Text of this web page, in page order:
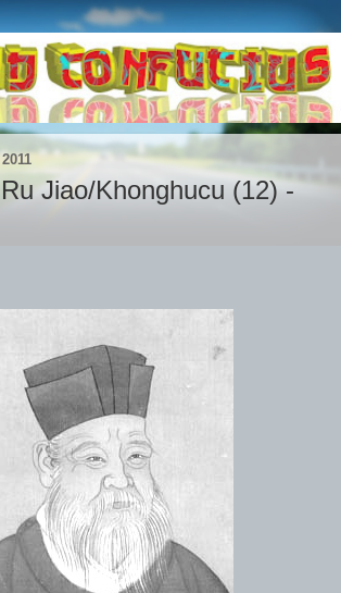
Jiao/Khonghucu (12) -